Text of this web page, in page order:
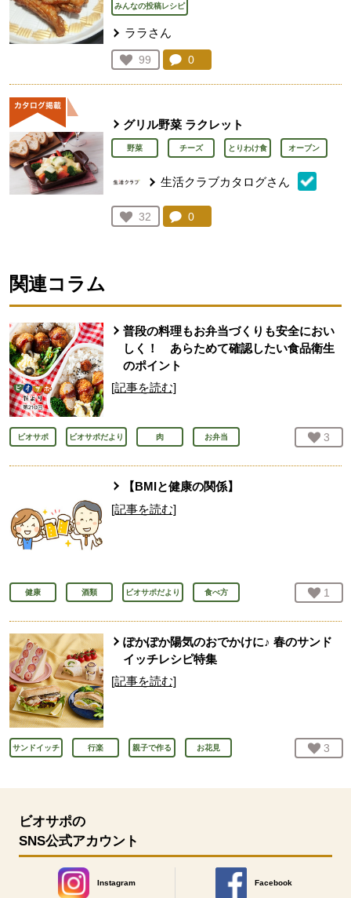
みんなの投稿レシピ
ララさん
お気に入り登録：
99
人が登録
コメント：
0
グリル野菜 ラクレット
野菜 チーズ とりわけ食 オーブン
生活クラブカタログさん
お気に入り登録：
32
人が登録
コメント：
0
関連コラム
普段の料理もお弁当づくりも安全におい
しく！ あらためて確認したい食品衛生
のポイント
[記事を読む]
ビオサポ ビオサポだより 肉 お弁当 お気
3
【BMIと健康の関係】
[記事を読む]
健康 酒類 ビオサポだより 食べ方 お気
1
ぽかぽか陽気のおでかけに♪ 春のサンド
イッチレシピ特集
[記事を読む]
サンドイッチ 行楽 親子で作る お花見 お気
3
ビオサポの
SNS公式アカウント
Instagram
別のウィンドウで開きます。
Facebook
別のウィンドウで開きます